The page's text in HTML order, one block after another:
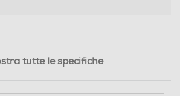
tutte le specifiche